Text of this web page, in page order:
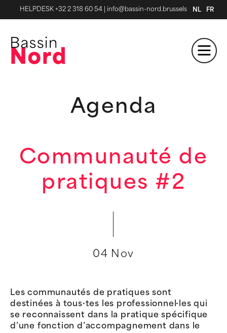
HELPDESK +32 2 318 60 54 info@bassin-nord.brussels NL FR
Agenda
Communauté de
pratiques #2
04 Nov
Les communautés de pratiques sont
destinées à tous·tes les professionnel·les qui
se reconnaissent dans la pratique spécifique
d’une fonction d’accompagnement dans le